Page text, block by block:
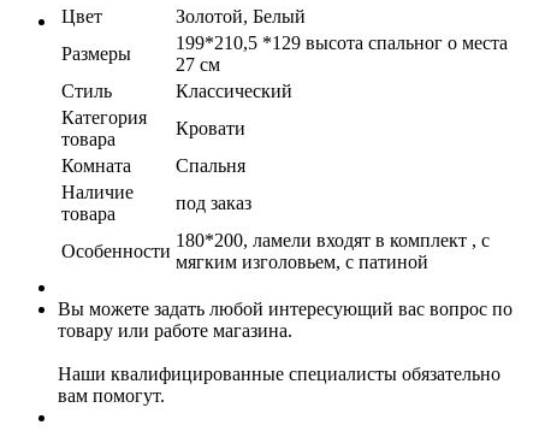
Цвет
Золотой, Белый
Размеры
199*210,5 *129 высота спальног о места
27 см
Стиль
Классический
Категория
товара
Кровати
Комната
Спальня
Наличие
товара
под заказ
Особенности
180*200, ламели входят в комплект , с
мягким изголовьем, с патиной
Вы можете задать любой интересующий вас вопрос по
товару или работе магазина.
Наши квалифицированные специалисты обязательно
вам помогут.